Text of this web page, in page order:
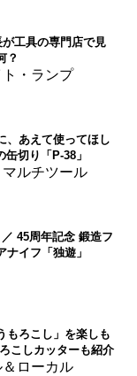
工具の専門店で見
？
・ランプ
、あえて使ってほし
切り「P-38」
ルチツール
45周年記念 鍛造フ
イフ「独遊」
もろこし」を楽しも
こしカッターも紹介
ローカル